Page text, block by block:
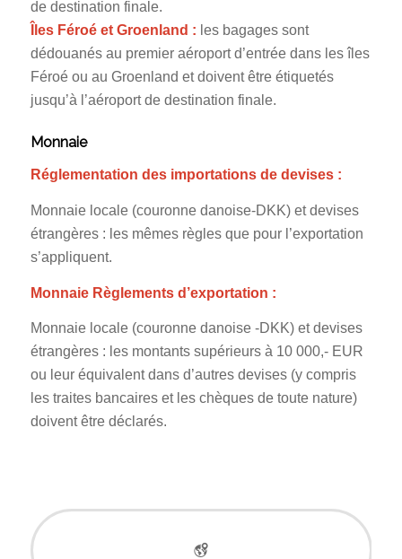
de destination finale.
Îles Féroé et Groenland : les bagages sont
dédouanés au premier aéroport d’entrée dans les îles
Féroé ou au Groenland et doivent être étiquetés
jusqu’à l’aéroport de destination finale.
Monnaie
Réglementation des importations de devises :
Monnaie locale (couronne danoise-DKK) et devises
étrangères : les mêmes règles que pour l’exportation
s’appliquent.
Monnaie Règlements d’exportation :
Monnaie locale (couronne danoise -DKK) et devises
étrangères : les montants supérieurs à 10 000,- EUR
ou leur équivalent dans d’autres devises (y compris
les traites bancaires et les chèques de toute nature)
doivent être déclarés.